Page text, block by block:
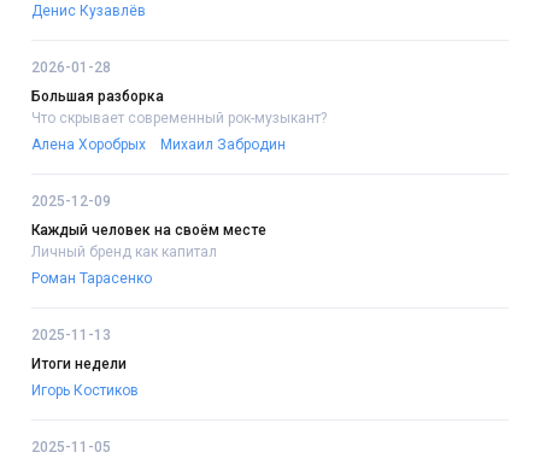
Денис Кузавлёв
2026-01-28
Большая разборка
Что скрывает современный рок-музыкант?
Алена Хоробрых
Михаил Забродин
2025-12-09
Каждый человек на своём месте
Личный бренд как капитал
Роман Тарасенко
2025-11-13
Итоги недели
Игорь Костиков
2025-11-05